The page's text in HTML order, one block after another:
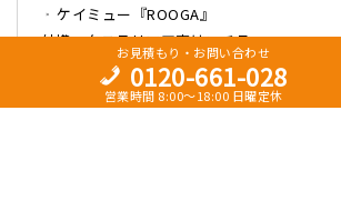
お見積もり・お問い合わせ
0120-661-028
営業時間 8:00～18:00 日曜定休
ケイミュー『ROOGA』
外構エクステリア工事はコチラ